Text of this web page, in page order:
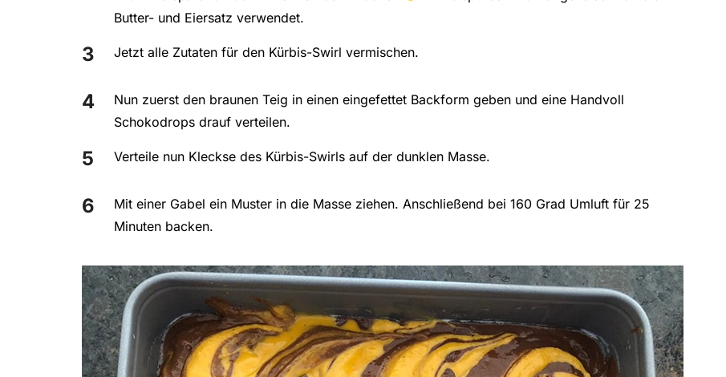
Butter- und Eiersatz verwendet.
Jetzt alle Zutaten für den Kürbis-Swirl vermischen.
Nun zuerst den braunen Teig in einen eingefettet Backform geben und eine Handvoll
Schokodrops drauf verteilen.
Verteile nun Kleckse des Kürbis-Swirls auf der dunklen Masse.
Mit einer Gabel ein Muster in die Masse ziehen. Anschließend bei 160 Grad Umluft für 25
Minuten backen.